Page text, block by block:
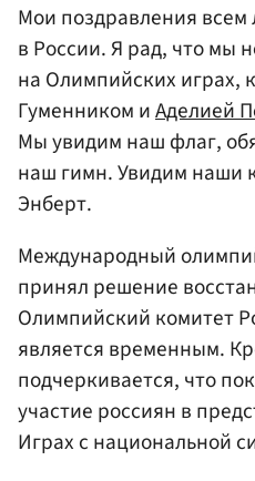
Мои поздравления
в России. Я рад, что мы
на Олимпийских играх,
Гуменником иАделией
Мы увидим наш флаг,
наш гимн. Увидим наши
Энберт.
Международный
принял решение
Олимпийский комитет
является временным.
подчеркивается, что
участие россиян в
Играх с национальной